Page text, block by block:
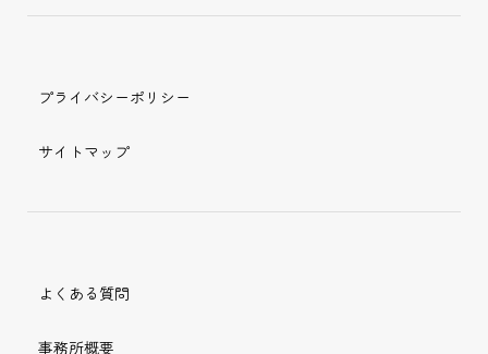
プライバシーポリシー
サイトマップ
よくある質問
事務所概要